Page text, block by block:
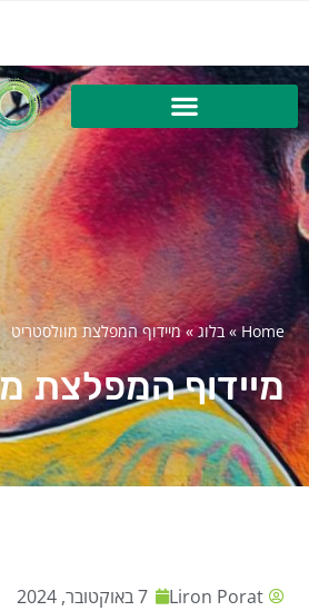
Home
»בלוג»מיידוף המפלצת מוולסטריט
מיידוף המפלצת
Liron Porat 7 באוקטובר, 2024